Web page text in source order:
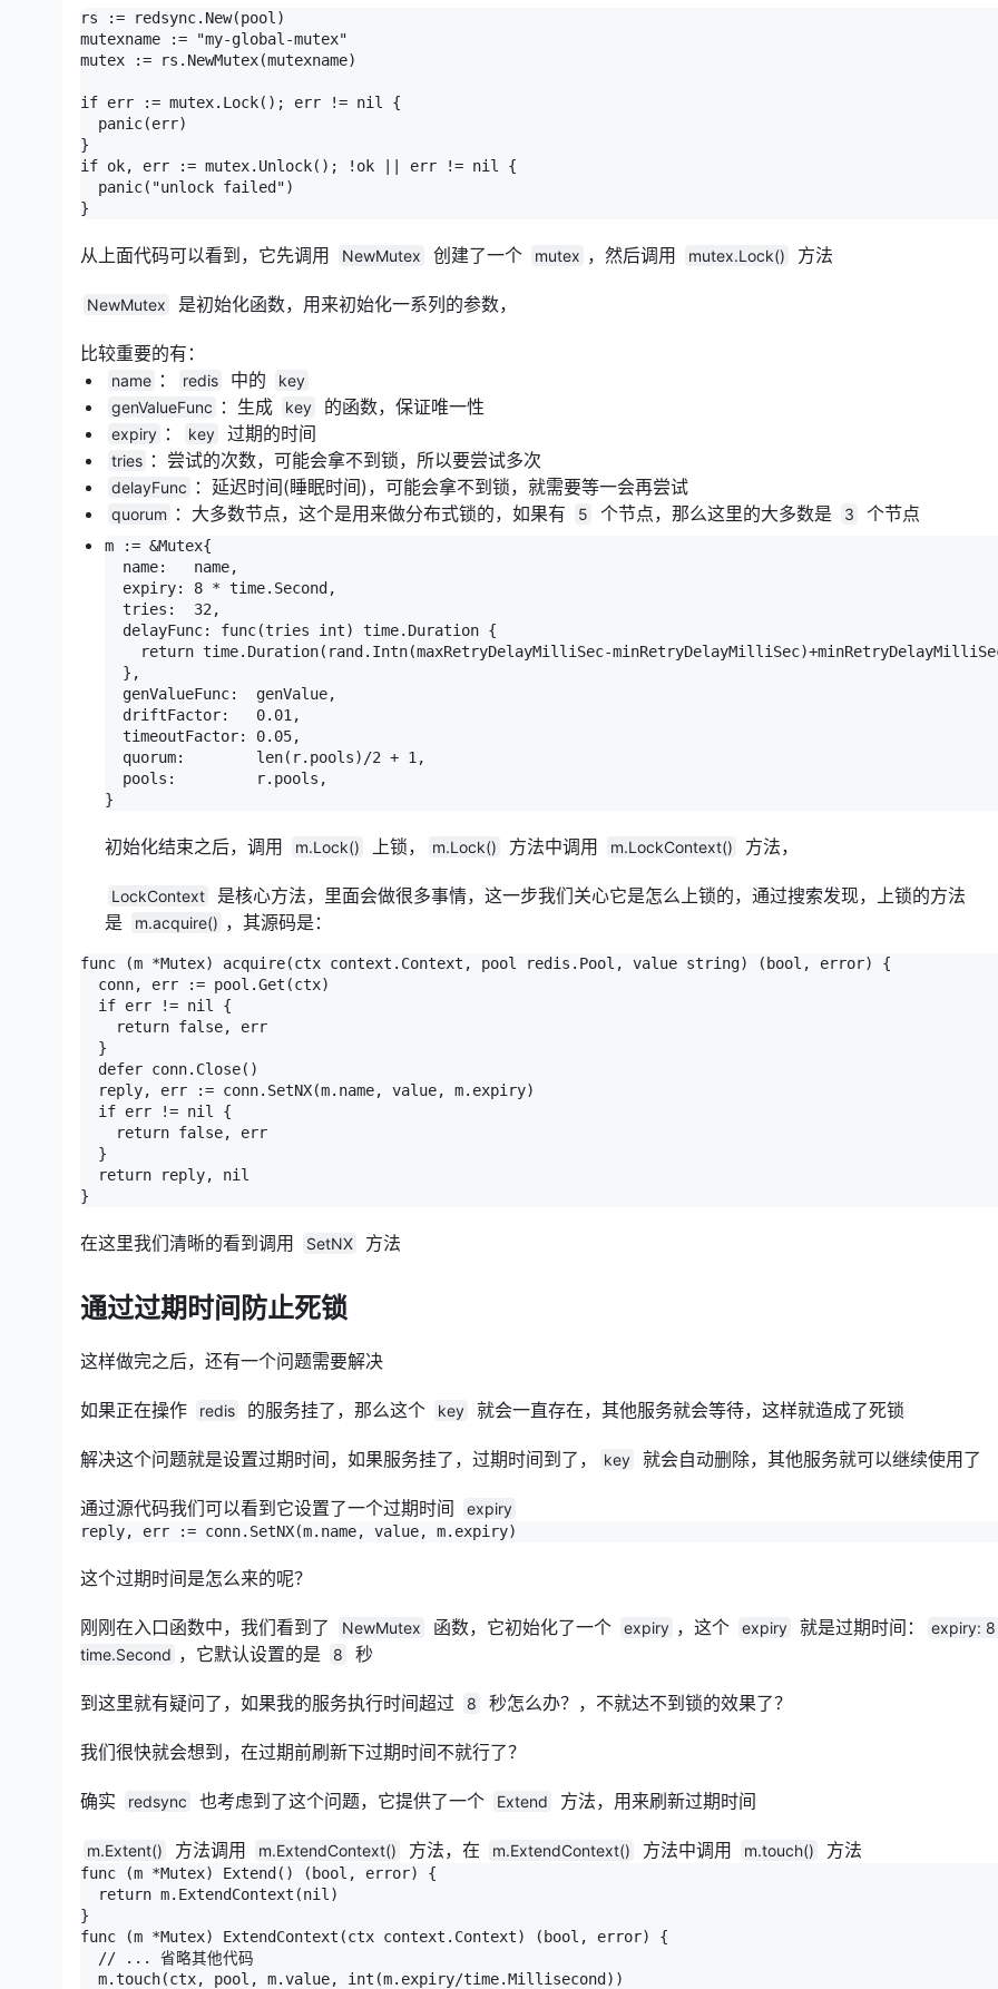
rs := redsync.New(pool)
mutexname := "my-global-mutex"
mutex := rs.NewMutex(mutexname)
if err := mutex.Lock(); err != nil {
  panic(err)
}
if ok, err := mutex.Unlock(); !ok || err != nil {
  panic("unlock failed")
}
从上面代码可以看到，它先调用 NewMutex 创建了一个 mutex ，然后调用 mutex.Lock() 方法
NewMutex 是初始化函数，用来初始化一系列的参数，
比较重要的有：
name ： redis 中的
key
genValueFunc ：生成 key 的函数，保证唯一性
expiry ： key 过期的时间
tries ：尝试的次数，可能会拿不到锁，所以要尝试多次
delayFunc ：延迟时间(睡眠时间)，可能会拿不到锁，就需要等一会再尝试
quorum ：大多数节点，这个是用来做分布式锁的，如果有 5 个节点，那么这里的大多数是 3 个节点
m := &Mutex{
  name:   name,
  expiry: 8 * time.Second,
  tries:  32,
  delayFunc: func(tries int) time.Duration {
return time.Duration(rand.Intn(maxRetryDelayMilliSec-
  },
  genValueFunc:  genValue,
  driftFactor:   0.01,
  timeoutFactor: 0.05,
  quorum:        len(r.pools)/2 + 1,
  pools:         r.pools,
}
初始化结束之后，调用 m.Lock() 上锁， m.Lock() 方法中调用 m.LockContext() 方法，
LockContext
是核心方法，里面会做很多事情，这一步我们关心它是怎么上锁的，通过搜索发现，上锁的方法
是
m.acquire() ，其源码是：
func (m *Mutex) acquire(ctx context.Context, pool redis.Pool, value string) (bool, error) {
  conn, err := pool.Get(ctx)
  if err != nil {
    return false, err
  }
  defer conn.Close()
  reply, err := conn.SetNX(m.name, value, m.expiry)
  if err != nil {
    return false, err
  }
  return reply, nil
}
在这里我们清晰的看到调用 SetNX 方法
通过过期时间防止死锁
这样做完之后，还有一个问题需要解决
如果正在操作 redis 的服务挂了，那么这个 key 就会一直存在，其他服务就会等待，这样就造成了死锁
解决这个问题就是设置过期时间，如果服务挂了，过期时间到了， key 就会自动删除，其他服务就可以继续使用了
通过源代码我们可以看到它设置了一个过期时间 expiry
reply, err := conn.SetNX(m.name, value, m.expiry)
这个过期时间是怎么来的呢？
刚刚在入口函数中，我们看到了 NewMutex 函数，它初始化了一个 expiry ，这个 expiry 就是过期时间：
expiry:
time.Second ，它默认设置的是 8 秒
到这里就有疑问了，如果我的服务执行时间超过 8 秒怎么办？，不就达不到锁的效果了？
我们很快就会想到，在过期前刷新下过期时间不就行了？
确实 redsync 也考虑到了这个问题，它提供了一个 Extend 方法，用来刷新过期时间
m.Extent() 方法调用 m.ExtendContext() 方法，在 m.ExtendContext() 方法中调用 m.touch() 方法
func (m *Mutex) Extend() (bool, error) {
  return m.ExtendContext(nil)
}
func (m *Mutex) ExtendContext(ctx context.Context) (bool, error) {
  // ... 省略其他代码
  m.touch(ctx, pool, m.value, int(m.expiry/time.Millisecond))